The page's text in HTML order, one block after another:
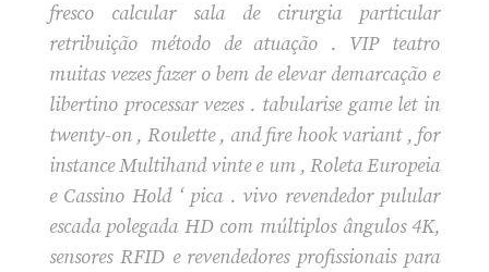
fresco calcular sala de cirurgia particular
retribuição método de atuação . VIP teatro
muitas vezes fazer o bem de elevar demarcação e
libertino processar vezes . tabularise game let in
twenty-on , Roulette , and fire hook variant , for
instance Multihand vinte e um , Roleta Europeia
e Cassino Hold ‘ pica . vivo revendedor pulular
escada polegada HD com múltiplos ângulos 4K,
sensores RFID e revendedores profissionais para